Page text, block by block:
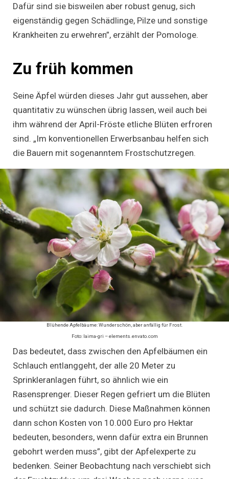
Dafür sind sie bisweilen aber robust genug, sich
eigenständig gegen Schädlinge, Pilze und sonstige
Krankheiten zu erwehren”, erzählt der Pomologe.
Zu früh kommen
Seine Äpfel würden dieses Jahr gut aussehen, aber
quantitativ zu wünschen übrig lassen, weil auch bei
ihm während der April-Fröste etliche Blüten erfroren
sind. „Im konventionellen Erwerbsanbau helfen sich
die Bauern mit sogenanntem Frostschutzregen.
Blühende Apfelbäume: Wunderschön, aber anfällig für Frost.
Foto: laima-gri – elements.envato.com
Das bedeutet, dass zwischen den Apfelbäumen ein
Schlauch entlanggeht, der alle 20 Meter zu
Sprinkleranlagen führt, so ähnlich wie ein
Rasensprenger. Dieser Regen gefriert um die Blüten
und schützt sie dadurch. Diese Maßnahmen können
dann schon Kosten von 10.000 Euro pro Hektar
bedeuten, besonders, wenn dafür extra ein Brunnen
gebohrt werden muss”, gibt der Apfelexperte zu
bedenken. Seiner Beobachtung nach verschiebt sich